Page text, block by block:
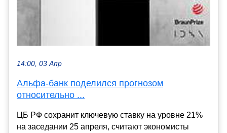
14:00, 03 Апр
Альфа-банк поделился прогнозом
относительно ...
ЦБ РФ сохранит ключевую ставку на уровне 21%
на заседании 25 апреля, считают экономисты